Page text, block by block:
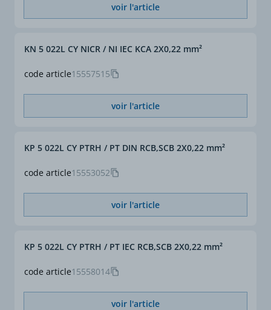
voir l'article
code article15557515
KN 5 022L CY NICR / NI IEC KCA 2X0,22 mm²
voir l'article
code article15553052
KP 5 022L CY PTRH / PT DIN RCB,SCB 2X0,22 mm²
voir l'article
code article15558014
KP 5 022L CY PTRH / PT IEC RCB,SCB 2X0,22 mm²
voir l'article